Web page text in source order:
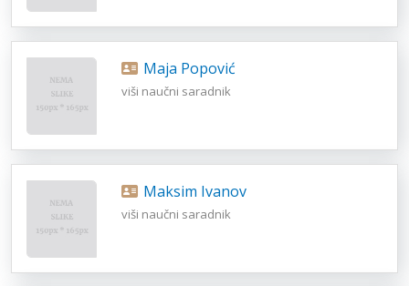
Maja Popović
viši naučni saradnik
Maksim Ivanov
viši naučni saradnik